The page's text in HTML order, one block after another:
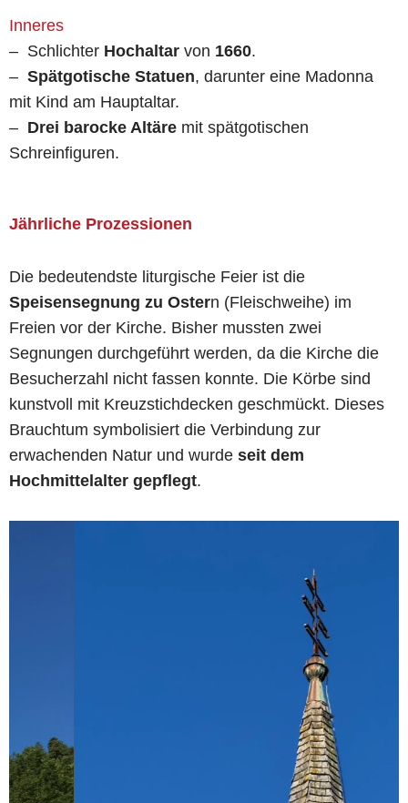
Inneres
– Schlichter Hochaltar von 1660.
– Spätgotische Statuen, darunter eine Madonna
mit Kind am Hauptaltar.
– Drei barocke Altäre mit spätgotischen
Schreinfiguren.
Jährliche Prozessionen
Die bedeutendste liturgische Feier ist die
Speisensegnung zu Ostern (Fleischweihe) im
Freien vor der Kirche. Bisher mussten zwei
Segnungen durchgeführt werden, da die Kirche die
Besucherzahl nicht fassen konnte. Die Körbe sind
kunstvoll mit Kreuzstichdecken geschmückt. Dieses
Brauchtum symbolisiert die Verbindung zur
erwachenden Natur und wurde seit dem
Hochmittelalter gepflegt.